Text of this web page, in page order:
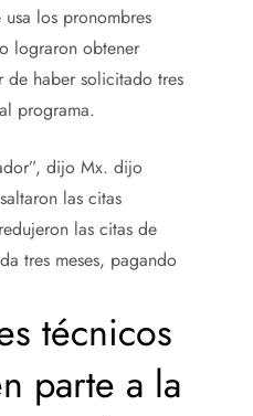
los pronombres
lograron obtener
de haber solicitado tres
programa.
dijo Mx. dijo
las citas
las citas de
tres meses, pagando
técnicos
parte a la